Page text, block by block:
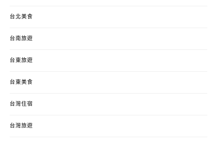
台北美食
台南旅遊
台東旅遊
台東美食
台灣住宿
台灣旅遊